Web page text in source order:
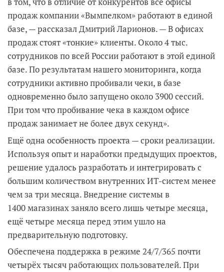
продаж компании «Вымпелком» работают в единой
базе, — рассказал Дмитрий Ларионов. — В офисах
продаж стоят «тонкие» клиенты. Около 4 тыс.
сотрудников по всей России работают в этой единой
базе. По результатам нашего мониторинга, когда
сотрудники активно пробивали чеки, в базе
одновременно было запущено около 3900 сессий.
При том что пробивание чека в каждом офисе
продаж занимает не более двух секунд».
Ещё одна особенность проекта — сроки реализации.
Используя опыт и наработки предыдущих проектов,
решение удалось разработать и интегрировать с
большим количеством внутренних ИТ-систем менее
чем за три месяца. Внедрение системы в
1400 магазинах заняло всего лишь четыре месяца,
ещё четыре месяца перед этим ушло на
предварительную подготовку.
Обеспечена поддержка в режиме 24/7/365 почти
четырёх тысяч работающих пользователей. При